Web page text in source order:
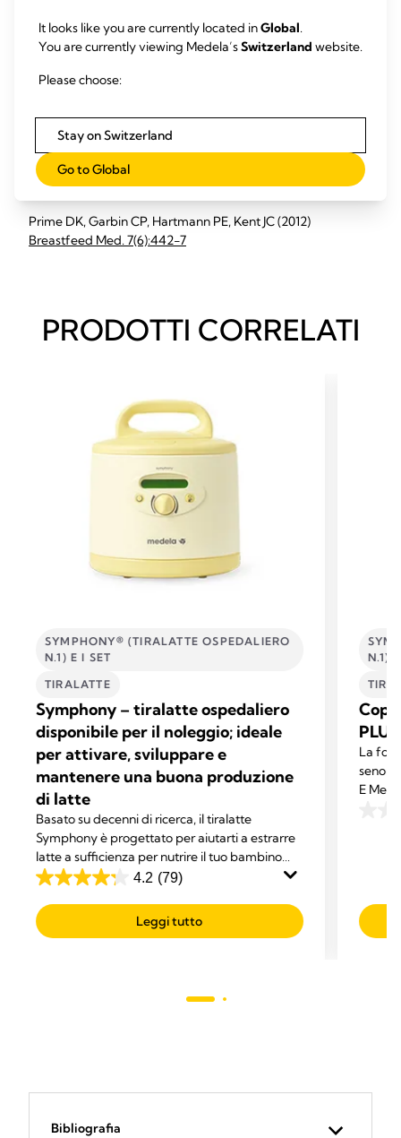
J Perinatol. 32(2):103-10Simultaneous breast expression in
breastfeeding women is more efficacious than sequential
Simultaneous (SIM) breast expression saves mothers time
compared with sequential (SEQ) expression, but it remains
unclear whether the two methods differ in milk output
efficiency ...
Prime DK, Garbin CP, Hartmann PE, Kent JC (2012)
Breastfeed Med. 7(6):442-7
PRODOTTI CORRELATI
SYMPHONY® (TIRALATTE OSPEDALIERO
N.1) E I SET
TIRALATTE
Symphony – tiralatte ospedaliero
disponibile per il noleggio; ideale
per attivare, sviluppare e
mantenere una buona produzione
di latte
Basato su decenni di ricerca, il tiralatte
Symphony è progettato per aiutarti a estrarre
latte a sufficienza per nutrire il tuo bambino
esclusivamente con latte umano.
4.2 (79)
4.2
su
5
Leggi tutto
N.1)
PLUS
La
seno
E
Bibliografia
It looks like you are currently located inGlobal.
You are currently viewing Medela’sSwitzerland website.
Please choose:
Stay on Switzerland
Go to Global